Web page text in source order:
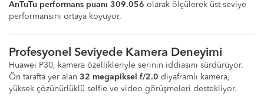
AnTuTu performans puanı 309.056 olarak ölçülerek üst seviye
performansını ortaya koyuyor.
Profesyonel Seviyede Kamera Deneyimi
Huawei P30, kamera özellikleriyle serinin iddiasını sürdürüyor.
Ön tarafta yer alan 32 megapiksel f/2.0 diyaframlı kamera,
yüksek çözünürlüklü selfie ve video görüşmeleri destekliyor.